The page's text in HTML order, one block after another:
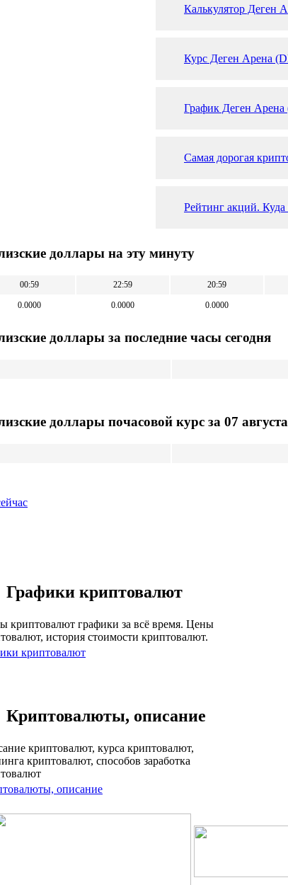
Калькулятор Деген
Курс Деген Арена
График Деген
Самая дорогая
Рейтинг акций. Куда
доллары на эту минуту
00:59 22:59 20:59
0.0000 0.0000 0.0000
доллары за последниe часы сегодня
доллары почасовой курс за 07
Графики криптовалют
криптовалют графики за всё время. Цены
история стоимости криптовалют.
криптовалют
Криптовалюты, описание
криптовалют, курса криптовалют,
криптовалют, способов заработка
описание